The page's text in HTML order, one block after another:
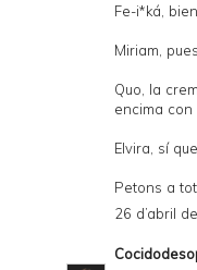
Fe-i*ká,
Miriam,
Quo, la
encima con
Elvira, sí
Petons a
26 d’abril